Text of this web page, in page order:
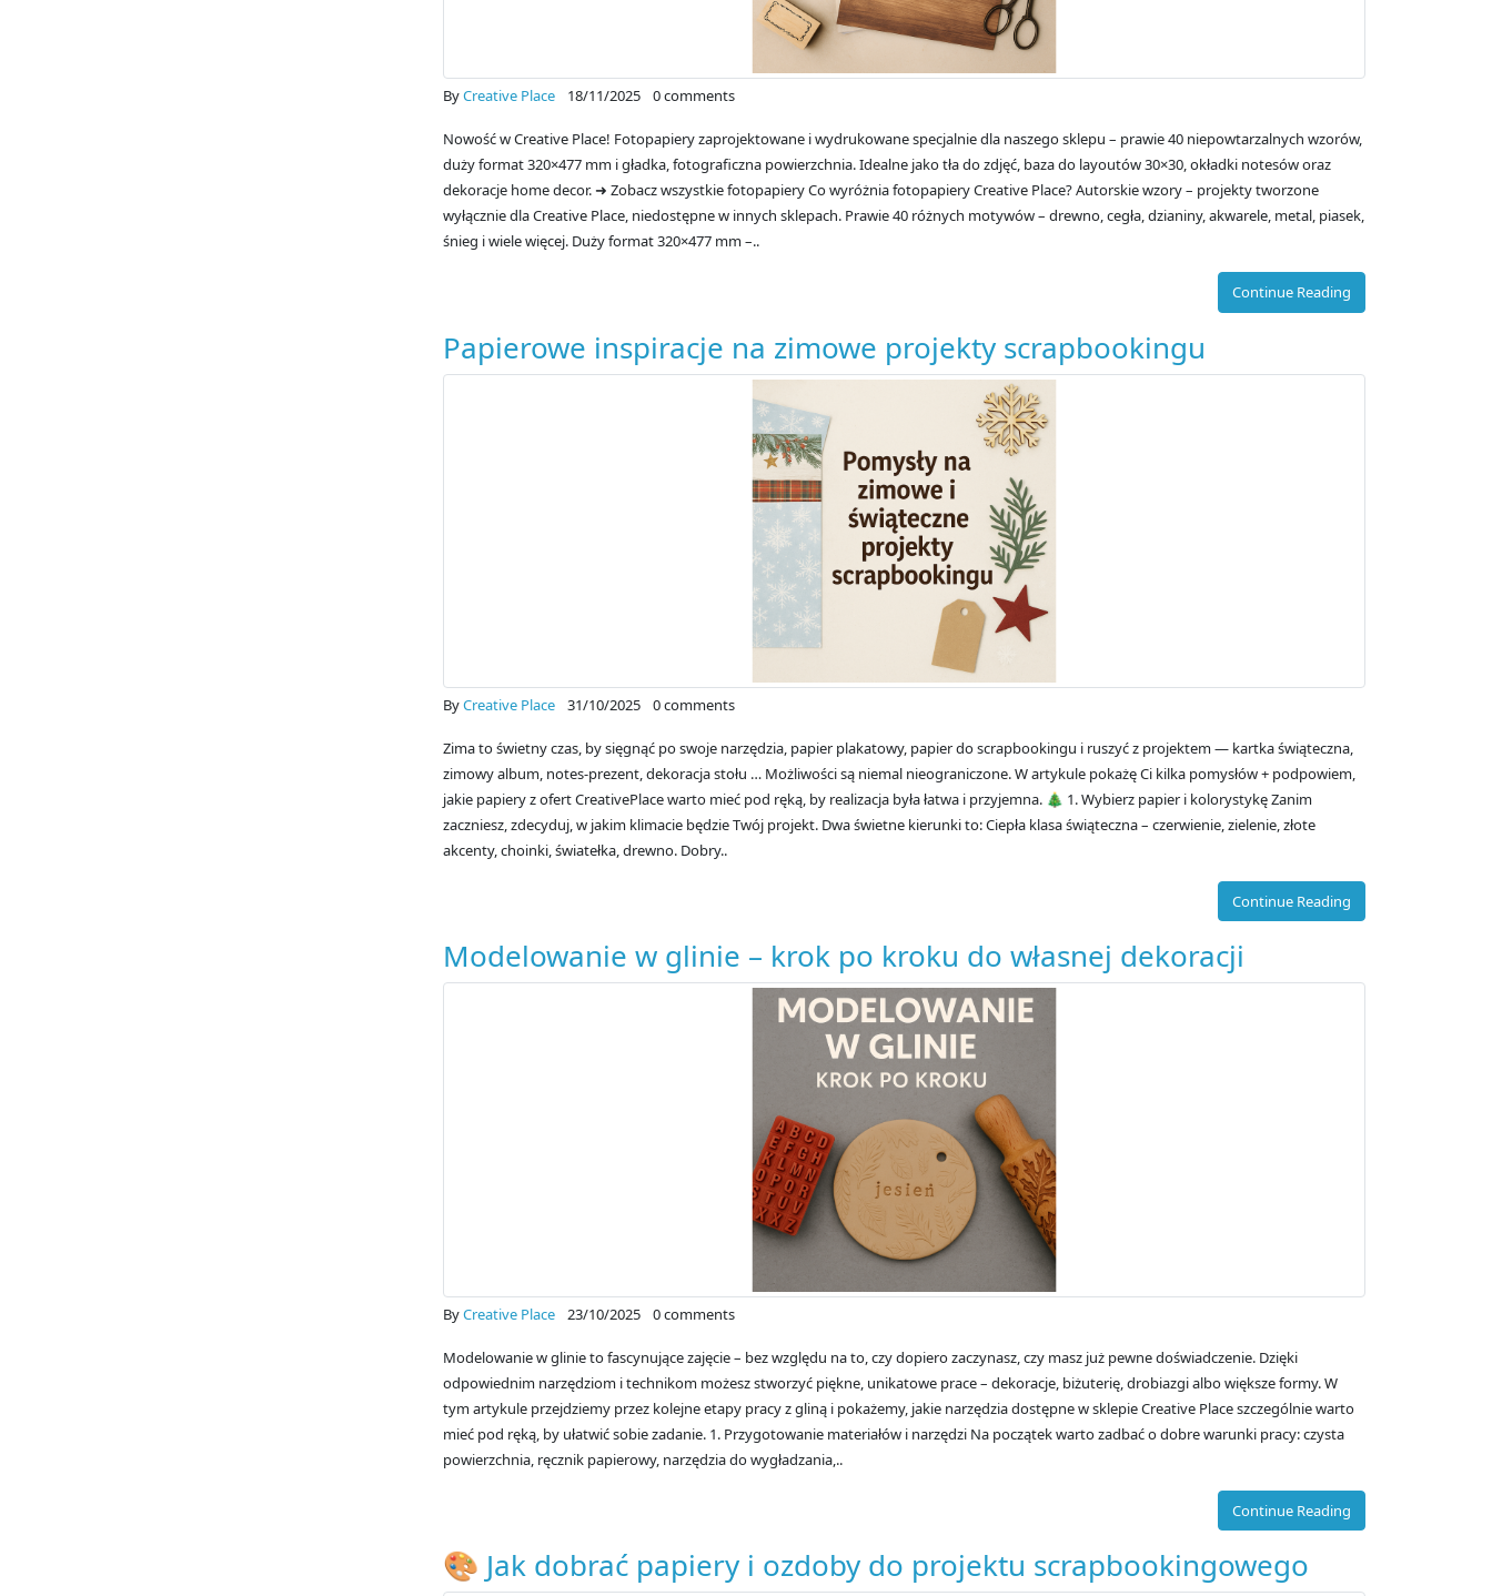
ByCreative Place 18/11/2025 0 comments
Nowość w Creative Place! Fotopapiery zaprojektowane i wydrukowane specjalnie dla naszego sklepu – prawie 40 niepowtarzalnych wzorów,
duży format 320×477 mm i gładka, fotograficzna powierzchnia. Idealne jako tła do zdjęć, baza do layoutów 30×30, okładki notesów oraz
dekoracje home decor. ➜ Zobacz wszystkie fotopapiery Co wyróżnia fotopapiery Creative Place? Autorskie wzory – projekty tworzone
wyłącznie dla Creative Place, niedostępne w innych sklepach. Prawie 40 różnych motywów – drewno, cegła, dzianiny, akwarele, metal, piasek,
śnieg i wiele więcej. Duży format 320×477 mm –..
Continue Reading
Papierowe inspiracje na zimowe projekty scrapbookingu
ByCreative Place 31/10/2025 0 comments
Zima to świetny czas, by sięgnąć po swoje narzędzia, papier plakatowy, papier do scrapbookingu i ruszyć z projektem — kartka świąteczna,
zimowy album, notes-prezent, dekoracja stołu … Możliwości są niemal nieograniczone. W artykule pokażę Ci kilka pomysłów + podpowiem,
jakie papiery z ofert CreativePlace warto mieć pod ręką, by realizacja była łatwa i przyjemna. 🎄 1. Wybierz papier i kolorystykę Zanim
zaczniesz, zdecyduj, w jakim klimacie będzie Twój projekt. Dwa świetne kierunki to: Ciepła klasa świąteczna – czerwienie, zielenie, złote
akcenty, choinki, światełka, drewno. Dobry..
Continue Reading
Modelowanie w glinie – krok po kroku do własnej dekoracji
ByCreative Place 23/10/2025 0 comments
Modelowanie w glinie to fascynujące zajęcie – bez względu na to, czy dopiero zaczynasz, czy masz już pewne doświadczenie. Dzięki
odpowiednim narzędziom i technikom możesz stworzyć piękne, unikatowe prace – dekoracje, biżuterię, drobiazgi albo większe formy. W
tym artykule przejdziemy przez kolejne etapy pracy z gliną i pokażemy, jakie narzędzia dostępne w sklepie Creative Place szczególnie warto
mieć pod ręką, by ułatwić sobie zadanie. 1. Przygotowanie materiałów i narzędzi Na początek warto zadbać o dobre warunki pracy: czysta
powierzchnia, ręcznik papierowy, narzędzia do wygładzania,..
Continue Reading
🎨 Jak dobrać papiery i ozdoby do projektu scrapbookingowego